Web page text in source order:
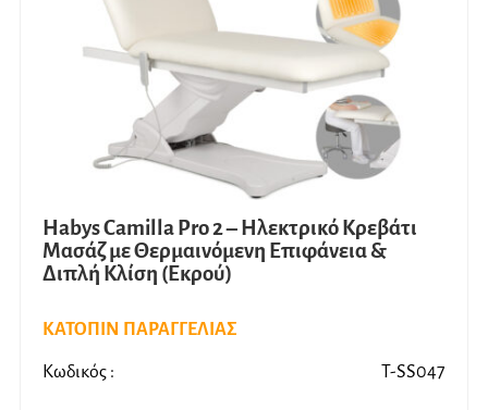
Habys Camilla Pro 2 – Ηλεκτρικό Κρεβάτι
Μασάζ με Θερμαινόμενη Επιφάνεια &
Διπλή Κλίση (Εκρού)
ΚΑΤΟΠΙΝ ΠΑΡΑΓΓΕΛΙΑΣ
Κωδικός : T-SS047